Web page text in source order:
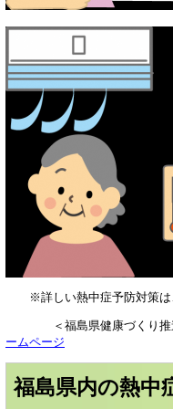
※詳しい熱中症予防対策は
＜福島県健康づくり推
ームページ
福島県内の熱中